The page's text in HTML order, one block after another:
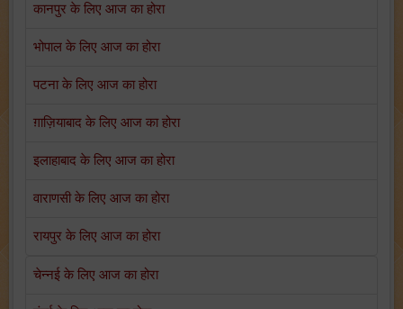
कानपुर के लिए आज का होरा
भोपाल के लिए आज का होरा
पटना के लिए आज का होरा
ग़ाज़ियाबाद के लिए आज का होरा
इलाहाबाद के लिए आज का होरा
वाराणसी के लिए आज का होरा
रायपुर के लिए आज का होरा
चेन्नई के लिए आज का होरा